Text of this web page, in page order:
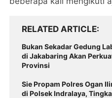
RELATED ARTICLE
Bukan Sekadar Gedung
di Jakabaring Akan
Provinsi
Sie Propam Polres Ogan
di Polsek Indralaya,